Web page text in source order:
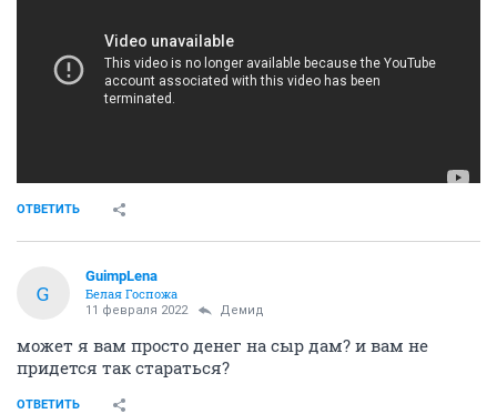
ОТВЕТИТЬ
G
GuimpLena
Белая Госпожа
11 февраля 2022 Демид
может я вам просто денег на сыр дам? и вам не
придется так стараться?
ОТВЕТИТЬ